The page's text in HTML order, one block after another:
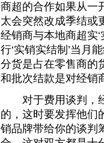
商超的合作如果从一
太会突然改成季结或
经销商与本地商超实
行‘实销实结制’当月
分货是占在零售商的
和批次结款是对经销
对于费用谈判，经
的，这时要发挥他们
销品牌带给你的谈判